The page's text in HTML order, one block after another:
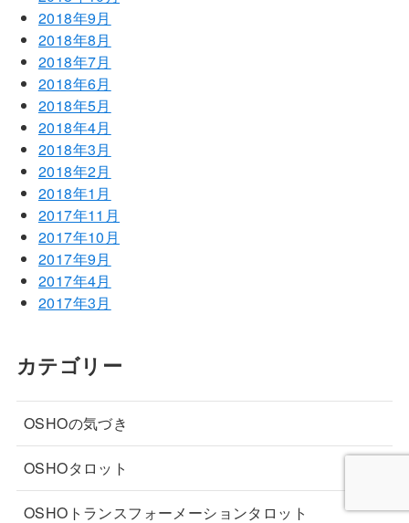
2018年9月
2018年8月
2018年7月
2018年6月
2018年5月
2018年4月
2018年3月
2018年2月
2018年1月
2017年11月
2017年10月
2017年9月
2017年4月
2017年3月
カテゴリー
OSHOの気づき
OSHOタロット
OSHOトランスフォーメーションタロット